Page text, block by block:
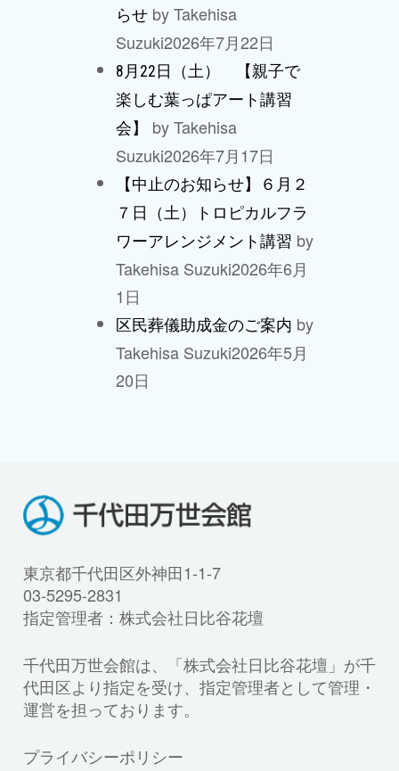
らせ by Takehisa
Suzuki2026年7月22日
8月22日（土） 【親子で
楽しむ葉っぱアート講習
会】
by Takehisa
Suzuki2026年7月17日
【中止のお知らせ】６月２
７日（土）トロピカルフラ
ワーアレンジメント講習 by
Takehisa Suzuki2026年6月
1日
区民葬儀助成金のご案内 by
Takehisa Suzuki2026年5月
20日
東京都千代田区外神田1-1-7
03-5295-2831
指定管理者：株式会社日比谷花壇
千代田万世会館は、「株式会社日比谷花壇」が千
代田区より指定を受け、指定管理者として管理・
運営を担っております。
プライバシーポリシー